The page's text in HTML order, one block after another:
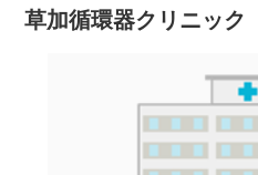
草加循環器クリニック